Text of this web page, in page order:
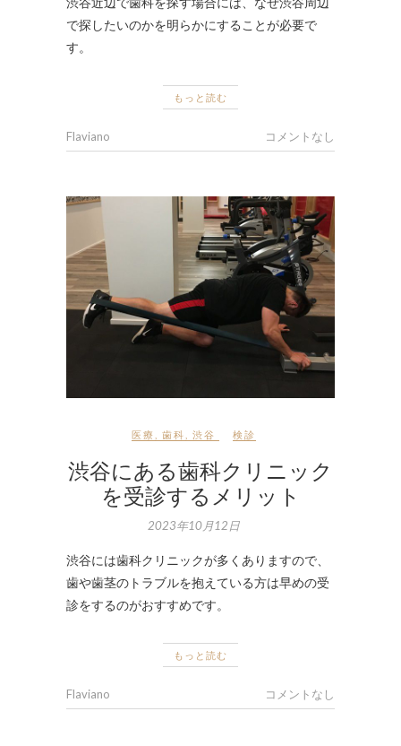
で探したいのかを明らかにすることが必要で
す。
もっと読む
Flaviano コメントなし
医療 歯科 渋谷 検診
渋谷にある歯科クリニック
を受診するメリット
2023年10月12日
渋谷には歯科クリニックが多くありますので、
歯や歯茎のトラブルを抱えている方は早めの受
診をするのがおすすめです。
もっと読む
Flaviano コメントなし